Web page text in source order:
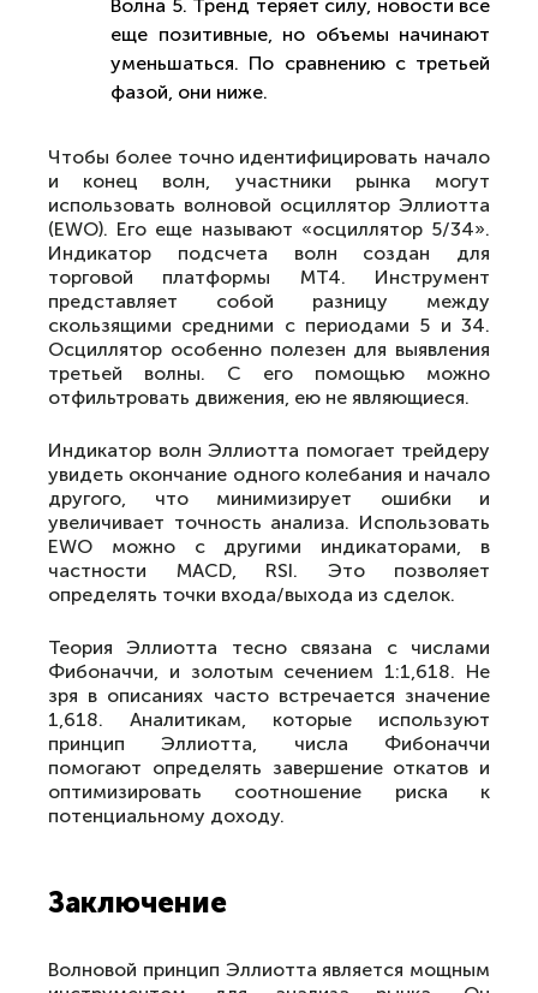
Волна 5. Тренд теряет силу, новости все
еще позитивные, но объемы начинают
уменьшаться. По сравнению с третьей
фазой, они ниже.
Чтобы более точно идентифицировать начало
и конец волн, участники рынка могут
использовать волновой осциллятор Эллиотта
(EWO). Его еще называют «осциллятор 5/34».
Индикатор подсчета волн создан для
торговой платформы МТ4. Инструмент
представляет собой разницу между
скользящими средними с периодами 5 и 34.
Осциллятор особенно полезен для выявления
третьей волны. С его помощью можно
отфильтровать движения, ею не являющиеся.
Индикатор волн Эллиотта помогает трейдеру
увидеть окончание одного колебания и начало
другого, что минимизирует ошибки и
увеличивает точность анализа. Использовать
EWO можно с другими индикаторами, в
частности MACD, RSI. Это позволяет
определять точки входа/выхода из сделок.
Теория Эллиотта тесно связана с числами
Фибоначчи, и золотым сечением 1:1,618. Не
зря в описаниях часто встречается значение
1,618. Аналитикам, которые используют
принцип Эллиотта, числа Фибоначчи
помогают определять завершение откатов и
оптимизировать соотношение риска к
потенциальному доходу.
Заключение
Волновой принцип Эллиотта является мощным